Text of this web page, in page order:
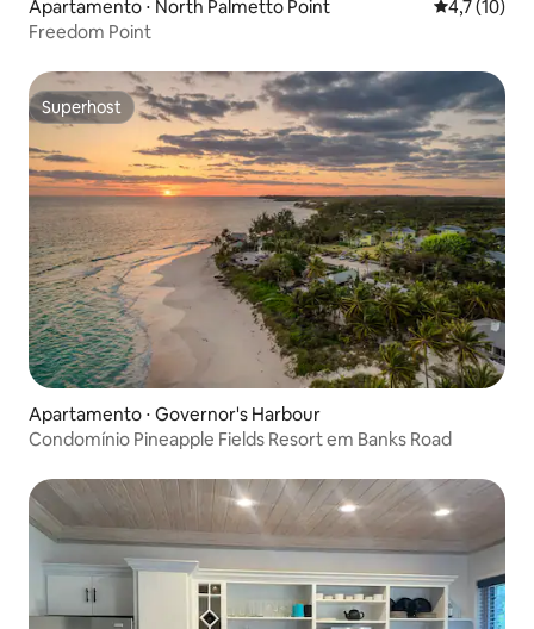
Apartamento ⋅ North Palmetto Point 4,7 de uma
4,7 (10)
Freedom Point
Superhost
Superhost
Apartamento ⋅ Governor's Harbour
Condomínio Pineapple Fields Resort em Banks Road